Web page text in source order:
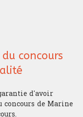
concours
d'avoir
de Marine